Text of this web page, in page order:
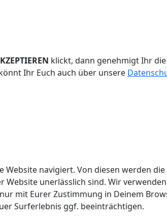
klickt, dann genehmigt Ihr
Ihr Euch auch über unsere
navigiert. Von diesen werden
unerlässlich sind. Wir
mit Eurer Zustimmung in Deinem
Surferlebnis ggf. beeinträchtigen.